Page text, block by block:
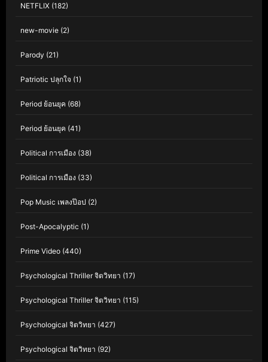
NETFLIX (182)
new-movie (2)
Parody (21)
Patriotic ปลุกใจ (1)
Period ย้อนยุค (68)
Period ย้อนยุค (41)
Political การเมือง (38)
Political การเมือง (33)
Pop Music เพลงป๊อป (2)
Post-Apocalyptic (1)
Prime Video (440)
Psychological Thriller จิตวิทยา (17)
Psychological Thriller จิตวิทยา (115)
Psychological จิตวิทยา (427)
Psychological จิตวิทยา (92)